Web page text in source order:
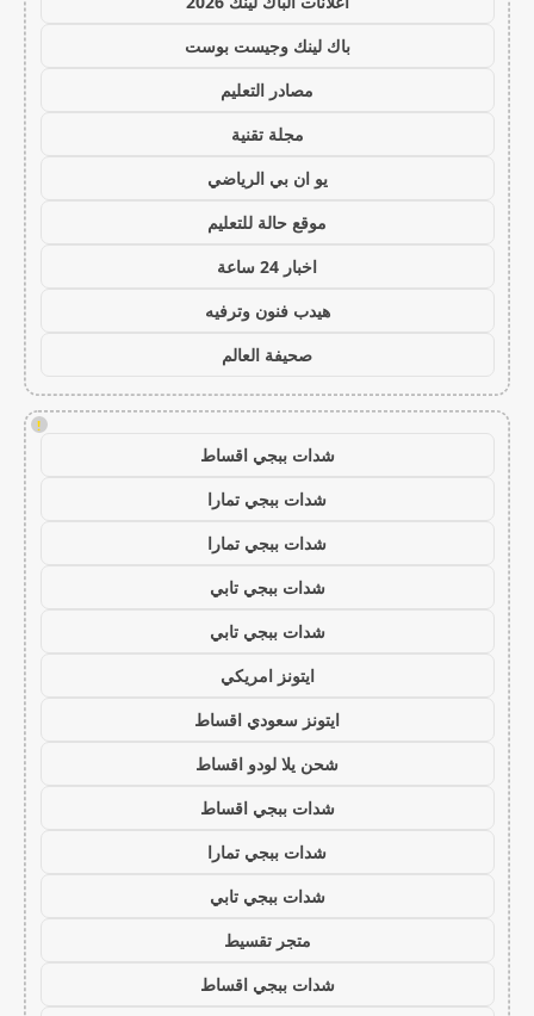
باك لينك وجيست بوست
مصادر التعليم
مجلة تقنية
يو ان بي الرياضي
موقع حالة للتعليم
اخبار 24 ساعة
هيدب فنون وترفيه
صحيفة العالم
!
شدات ببجي اقساط
شدات ببجي تمارا
شدات ببجي تمارا
شدات ببجي تابي
شدات ببجي تابي
ايتونز امريكي
ايتونز سعودي اقساط
شحن يلا لودو اقساط
شدات ببجي اقساط
شدات ببجي تمارا
شدات ببجي تابي
متجر تقسيط
شدات ببجي اقساط